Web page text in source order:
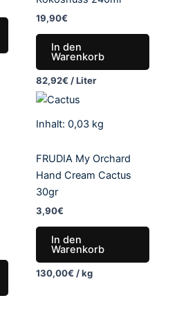
19,90€
In den
Warenkorb
82,92€ /Liter
Inhalt: 0,03 kg
FRUDIA My Orchard
Hand Cream Cactus
30gr
3,90€
In den
Warenkorb
130,00€ /kg